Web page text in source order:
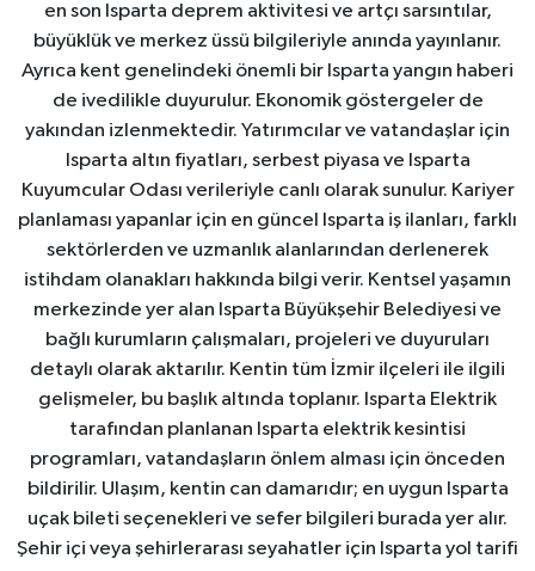
en son Isparta deprem aktivitesi ve artçı sarsıntılar,
büyüklük ve merkez üssü bilgileriyle anında yayınlanır.
Ayrıca kent genelindeki önemli bir Isparta yangın haberi
de ivedilikle duyurulur. Ekonomik göstergeler de
yakından izlenmektedir. Yatırımcılar ve vatandaşlar için
Isparta altın fiyatları, serbest piyasa ve Isparta
Kuyumcular Odası verileriyle canlı olarak sunulur. Kariyer
planlaması yapanlar için en güncel Isparta iş ilanları, farklı
sektörlerden ve uzmanlık alanlarından derlenerek
istihdam olanakları hakkında bilgi verir. Kentsel yaşamın
merkezinde yer alan Isparta Büyükşehir Belediyesi ve
bağlı kurumların çalışmaları, projeleri ve duyuruları
detaylı olarak aktarılır. Kentin tüm İzmir ilçeleri ile ilgili
gelişmeler, bu başlık altında toplanır. Isparta Elektrik
tarafından planlanan Isparta elektrik kesintisi
programları, vatandaşların önlem alması için önceden
bildirilir. Ulaşım, kentin can damarıdır; en uygun Isparta
uçak bileti seçenekleri ve sefer bilgileri burada yer alır.
Şehir içi veya şehirlerarası seyahatler için Isparta yol tarifi